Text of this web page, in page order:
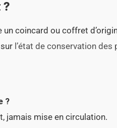
?
coincard ou coffret
l’état de conservation des
?
jamais mise en circulation.